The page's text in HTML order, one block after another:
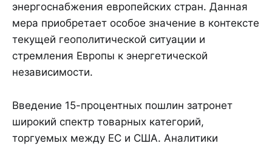
энергоснабжения европейских стран. Данная
мера приобретает особое значение в контексте
текущей геополитической ситуации и
стремления Европы к энергетической
независимости.
Введение 15-процентных пошлин затронет
широкий спектр товарных категорий,
торгуемых между ЕС и США. Аналитики